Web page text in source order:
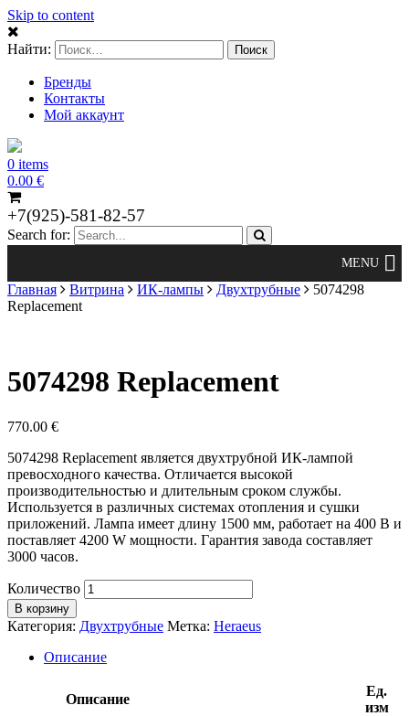
Skip to content
Найти:
Бренды
Контакты
Мой аккаунт
0 items
0.00 €
+7(925)-581-82-57
Search for:
Главная Витрина ИК-лампы Двухтрубные
5074298
Replacement
5074298 Replacement
770.00 €
5074298 Replacement является двухтрубной ИК-лампой
превосходного качества. Отличается высокой
производительностью и длительным сроком службы.
Используется в различных системах отопления и сушки
приложений. Лампа имеет длину 1500 мм, работает на 400 В и
поставляет 4200 W мощности. Гарантия завода составляет
3000 часов.
Количество
В корзину
Категория: Двухтрубные Метка: Heraeus
Описание
Описание
Ед.
изм